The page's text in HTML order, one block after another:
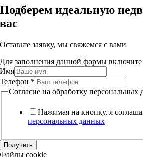
Подберем идеальную
вас
Оставьте заявку, мы свяжемся с вами
Для заполнения данной формы включите
Имя
Телефон *
Согласие на обработку персональных
Нажимая на кнопку, я
персональных данных
Получить
Файлы cookie